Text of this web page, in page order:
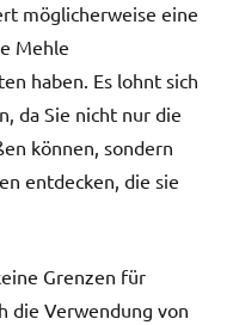
möglicherweise eine
Mehle
haben. Es lohnt sich
da Sie nicht nur die
können, sondern
entdecken, die sie
Grenzen für
die Verwendung von